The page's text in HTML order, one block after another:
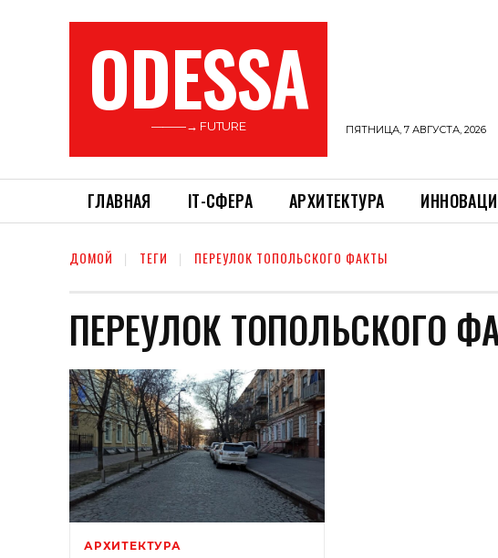
ODESSA
———→ FUTURE ПЯТНИЦА, 7 АВГУСТА, 2026
ГЛАВНАЯ ІТ-СФЕРА АРХИТЕКТУРА
ДОМОЙ ТЕГИ ПЕРЕУЛОК ТОПОЛЬСКОГО ФАКТЫ
ПЕРЕУЛОК ТОПОЛЬСКОГО
АРХИТЕКТУРА